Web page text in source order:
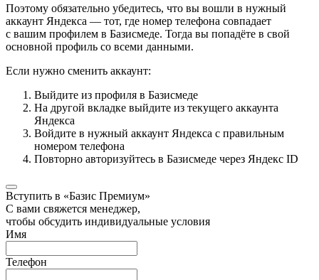
Поэтому обязательно убедитесь, что вы вошли в нужный
аккаунт Яндекса — тот, где номер телефона совпадает
с вашим профилем в Базисмеде. Тогда вы попадёте в свой
основной профиль со всеми данными.
Если нужно сменить аккаунт:
Выйдите из профиля в Базисмеде
На другой вкладке выйдите из текущего аккаунта
Яндекса
Войдите в нужный аккаунт Яндекса с правильным
номером телефона
Повторно авторизуйтесь в Базисмеде через Яндекс ID
Вступить в «Базис Премиум»
С вами свяжется менеджер,
чтобы обсудить индивидуальные условия
Имя
Телефон